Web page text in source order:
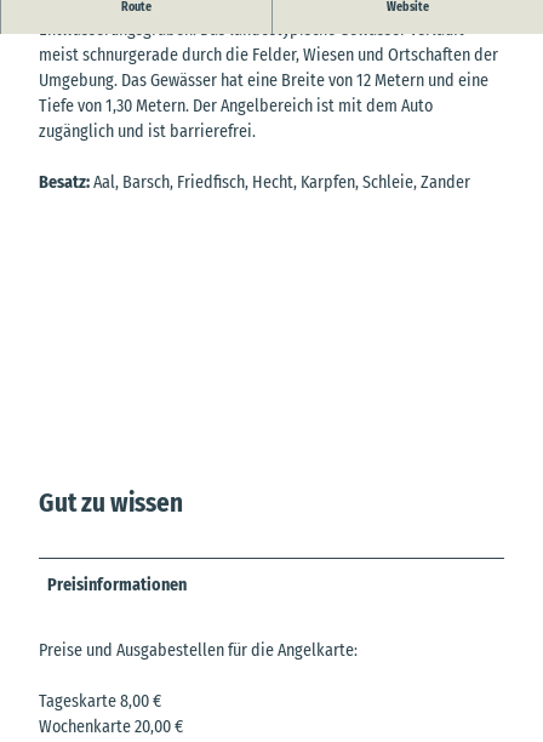
Route Website
Beim Strassdeich / Wettern handelt es sich um einen
Entwässerungsgraben. Das landestypische Gewässer verläuft
meist schnurgerade durch die Felder, Wiesen und Ortschaften der
Umgebung. Das Gewässer hat eine Breite von 12 Metern und eine
Tiefe von 1,30 Metern. Der Angelbereich ist mit dem Auto
zugänglich und ist barrierefrei.
Besatz:Aal, Barsch, Friedfisch, Hecht, Karpfen, Schleie, Zander
Gut zu wissen
Preisinformationen
Preise und Ausgabestellen für die Angelkarte:
Tageskarte 8,00 €
Wochenkarte 20,00 €